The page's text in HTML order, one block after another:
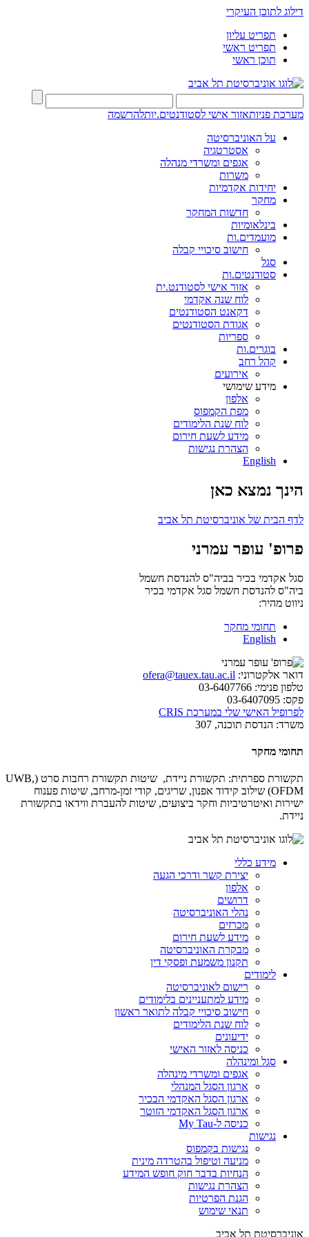
דילוג לתוכן העיקרי
תפריט עליון
תפריט ראשי
תוכן ראשי
מערכת פניותאזור אישי לסטודנטים.יותלהרשמה
על האוניברסיטה
אסטרטגיה
אגפים ומשרדי מנהלה
משרות
יחידות אקדמיות
מחקר
חדשות המחקר
בינלאומיות
מועמדים.ות
חישוב סיכויי קבלה
סגל
סטודנטים.ות
אזור אישי לסטודנט.ית
לוח שנה אקדמי
דקאנט הסטודנטים
אגודת הסטודנטים
ספריות
בוגרים.ות
קהל רחב
אירועים
מידע שימושי
אלפון
מפת הקמפוס
לוח שנת הלימודים
מידע לשעת חירום
הצהרת נגישות
English
הינך נמצא כאן
לדף הבית של אוניברסיטת תל אביב
פרופ' עופר עמרני
סגל אקדמי בכיר בביה"ס להנדסת חשמל
ביה"ס להנדסת חשמל סגל אקדמי בכיר
ניווט מהיר:
תחומי מחקר
English
דואר אלקטרוני: ofera@tauex.tau.ac.il
טלפון פנימי:
פקס:
לפרופיל האישי שלי במערכת CRIS
משרד: הנדסת תוכנה, 307
תחומי מחקר
תקשורת ספרתית: תקשורת ניידת, שיטות תקשורת רחבות סרט (UWB,
OFDM) שילוב קידוד אפנון, שריגים, קודי זמן-מרחב, שיטות פענוח
ישירות ואיטרטיביות וחקר ביצועים, שיטות להעברת ווידאו בתקשורת
ניידת.
מידע כללי
יצירת קשר ודרכי הגעה
אלפון
דרושים
נהלי האוניברסיטה
מכרזים
מידע לשעת חירום
מבקרת האוניברסיטה
תקנון משמעת ופסקי דין
לימודים
רישום לאוניברסיטה
מידע למתעניינים בלימודים
חישוב סיכויי קבלה לתואר ראשון
לוח שנת הלימודים
ידיעונים
כניסה לאזור האישי
סגל ומינהלה
אגפים ומשרדי מינהלה
ארגון הסגל המנהלי
ארגון הסגל האקדמי הבכיר
ארגון הסגל האקדמי הזוטר
כניסה ל-My Tau
נגישות
נגישות בקמפוס
מניעה וטיפול בהטרדה מינית
הנחיות בדבר חוק חופש המידע
הצהרת נגישות
הגנת הפרטיות
תנאי שימוש
אוניברסיטת תל אביב